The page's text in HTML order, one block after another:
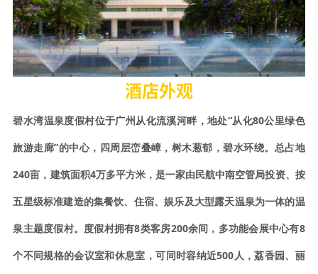
酒店外观
碧水湾温泉度假村位于广州从化流溪河畔，地处“从化80公里绿色
旅游走廊”的中心，四周层峦叠嶂，树木葱郁，碧水环绕。总占地
240亩，建筑面积4万多平方米，是一家由民航中南空管局投资、按
五星级标准建造的集餐饮、住宿、娱乐及大型露天温泉为一体的温
泉主题度假村。度假村拥有8类客房200余间，多功能会展中心有8
个不同规格的会议室和休息室，可同时容纳近500人，荔香园、丽